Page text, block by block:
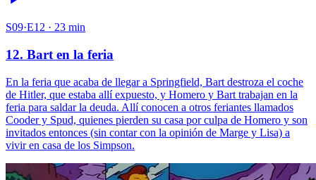
S09·E12 · 23 min
12. Bart en la feria
En la feria que acaba de llegar a Springfield, Bart destroza el coche
de Hitler, que estaba allí expuesto, y Homero y Bart trabajan en la
feria para saldar la deuda. Allí conocen a otros feriantes llamados
Cooder y Spud, quienes pierden su casa por culpa de Homero y son
invitados entonces (sin contar con la opinión de Marge y Lisa) a
vivir en casa de los Simpson.